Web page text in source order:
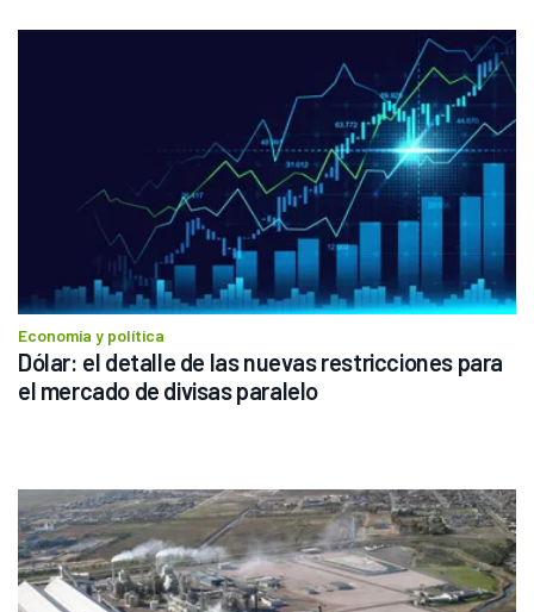
Economía y política
Dólar: el detalle de las nuevas restricciones para
el mercado de divisas paralelo